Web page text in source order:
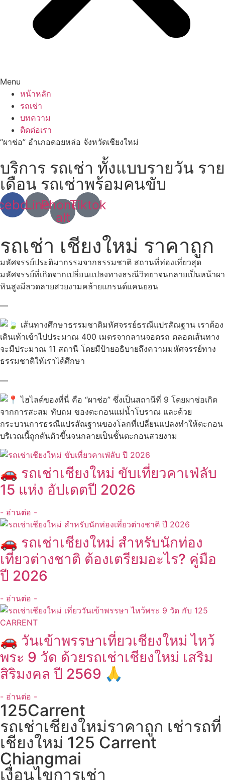
Menu
หน้าหลัก
รถเช่า
บทความ
ติดต่อเรา
“ผาช่อ” อำเภอดอยหล่อ จังหวัดเชียงใหม่
บริการ รถเช่า ทั้งแบบรายวัน ราย
เดือน รถเช่าพร้อมคนขับ
LinePhone-
alt
Tiktok
รถเช่า เชียงใหม่ ราคาถูก
มหัศจรรย์ประติมากรรมจากธรรมชาติ สถานที่ท่องเที่ยวสุด
มหัศจรรย์ที่เกิดจากเปลี่ยนแปลงทางธรณีวิทยาจนกลายเป็นหน้าผา
หินสูงมีลวดลายสวยงามคล้ายแกรนด์แคนยอน
—
เส้นทางศึกษาธรรมชาติมหัศจรรย์ธรณีแปรสัณฐาน เราต้อง
เดินเท้าเข้าไปประมาณ 400 เมตรจากลานจอดรถ ตลอดเส้นทาง
จะมีประมาณ 11 สถานี โดยมีป้ายอธิบายถึงความมหัศจรรย์ทาง
ธรรมชาติให้เราได้ศึกษา
—
ไฮไลต์ของที่นี่ คือ “ผาช่อ” ซึ่งเป็นสถานีที่ 9 โดยผาช่อเกิด
จากการสะสม ทับถม ของตะกอนแม่น้ำโบราณ และด้วย
กระบวนการธรณีแปรสัณฐานของโลกที่เปลี่ยนแปลงทำให้ตะกอน
บริเวณนี้ถูกดันตัวขึ้นจนกลายเป็นชั้นตะกอนสวยงาม
🚗 รถเช่าเชียงใหม่ ขับเที่ยวคาเฟ่ลับ
15 แห่ง อัปเดตปี 2026
- อ่านต่อ -
🚗 รถเช่าเชียงใหม่ สำหรับนักท่อง
เที่ยวต่างชาติ ต้องเตรียมอะไร? คู่มือ
ปี 2026
- อ่านต่อ -
🚗 วันเข้าพรรษาเที่ยวเชียงใหม่ ไหว้
พระ 9 วัด ด้วยรถเช่าเชียงใหม่ เสริม
สิริมงคล ปี 2569 🙏
- อ่านต่อ -
125Carrent
รถเช่าเชียงใหม่ราคาถูก เช่ารถที่
เชียงใหม่ 125 Carrent
Chiangmai
เงื่อนไขการเช่า